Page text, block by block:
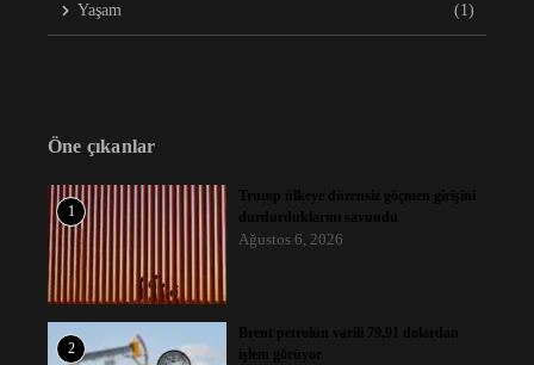
Yaşam (1)
Öne çıkanlar
1
Trump ülkeye düzensiz göçmen girişini
durdurduklarını savundu
Ağustos 6, 2026
2
Brent petrolün varili 79,91 dolardan
işlem görüyor